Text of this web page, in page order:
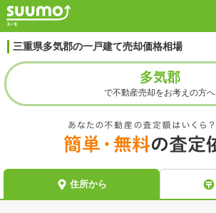
三重県多気郡の一戸建て売却価格相場
多気郡
で不動産売却をお考えの方へ